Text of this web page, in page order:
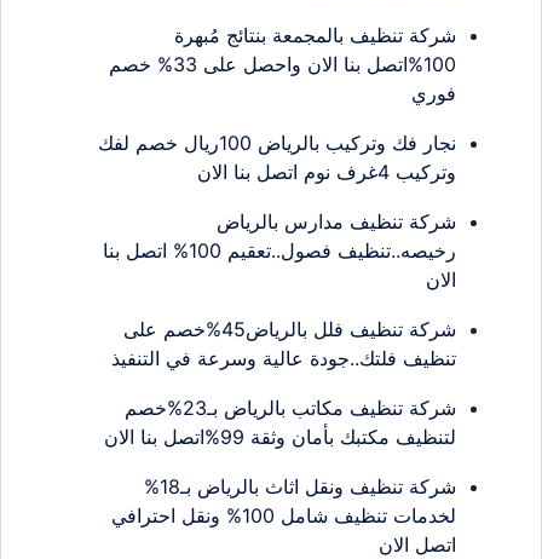
شركة تنظيف بالمجمعة بنتائج مُبهرة
100%اتصل بنا الان واحصل على 33% خصم
فوري
نجار فك وتركيب بالرياض 100ريال خصم لفك
وتركيب 4غرف نوم اتصل بنا الان
شركة تنظيف مدارس بالرياض
رخيصه..تنظيف فصول..تعقيم 100% اتصل بنا
الان
شركة تنظيف فلل بالرياض45%خصم على
تنظيف فلتك..جودة عالية وسرعة في التنفيذ
شركة تنظيف مكاتب بالرياض بـ23%خصم
لتنظيف مكتبك بأمان وثقة 99%اتصل بنا الان
شركة تنظيف ونقل اثاث بالرياض بـ18%
لخدمات تنظيف شامل 100% ونقل احترافي
اتصل الان